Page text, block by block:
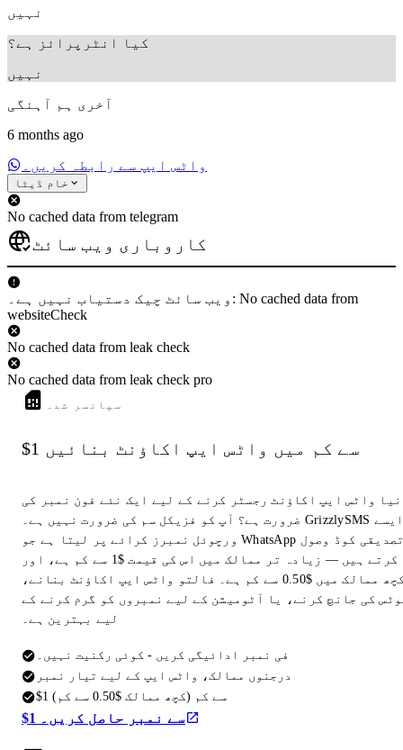
نہیں
کیا انٹرپرائز ہے؟
نہیں
آخری ہم آہنگی
6 months ago
واٹس ایپ سے رابطہ کریں۔
خام ڈیٹا
No cached data from telegram
کاروباری ویب سائٹ
ویب سائٹ چیک دستیاب نہیں ہے۔: No cached data from
websiteCheck
No cached data from leak check
No cached data from leak check pro
سپانسر شدہ
$1 سے کم میں واٹس ایپ اکاؤنٹ بنائیں
نیا واٹس ایپ اکاؤنٹ رجسٹر کرنے کے لیے ایک نئے فون نمبر کی
ضرورت ہے؟ آپ کو فزیکل سم کی ضرورت نہیں ہے۔ GrizzlySMS ایسے
ورچوئل نمبرز کرائے پر لیتا ہے جو WhatsApp تصدیقی کوڈ وصول
کرتے ہیں — زیادہ تر ممالک میں اس کی قیمت $1 سے کم ہے، اور
کچھ ممالک میں $0.50 سے کم ہے۔ فالتو واٹس ایپ اکاؤنٹ بنانے،
کی جانچ کرنے، یا آٹومیشن کے لیے نمبروں کو گرم کرنے کے
لیے بہترین ہے۔
فی نمبر ادائیگی کریں - کوئی رکنیت نہیں۔
درجنوں ممالک، واٹس ایپ کے لیے تیار نمبر
$1 سے کم (کچھ ممالک $0.50 سے کم)
$1 سے نمبر حاصل کریں۔